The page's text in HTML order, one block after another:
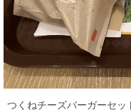
つくねチーズバーガーセ